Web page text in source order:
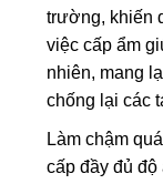
trường, khiến
việc cấp ẩm
nhiên, mang
chống lại các
Làm chậm
cấp đầy đủ